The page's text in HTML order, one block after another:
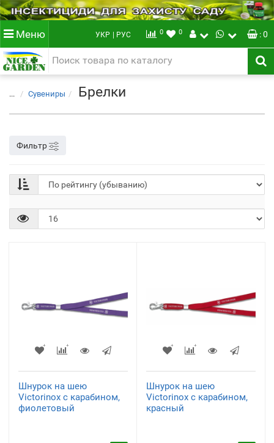
Меню УКР | РУС 0 0 : 0
... Сувениры Брелки
Фильтр
Шнурок на шею
Victorinox с карабином,
фиолетовый
Шнурок на шею
Victorinox с карабином,
красный